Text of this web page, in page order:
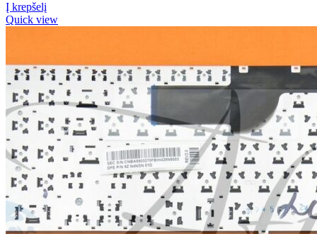
Į krepšelį
Quick view